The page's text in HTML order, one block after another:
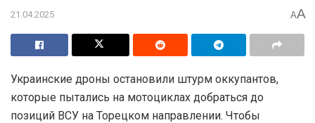
21.04.2025 AA
Украинские дроны остановили штурм оккупантов,
которые пытались на мотоциклах добраться до
позиций ВСУ на Торецком направлении. Чтобы